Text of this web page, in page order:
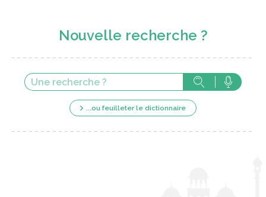
Nouvelle recherche ?
...ou feuilleter le dictionnaire